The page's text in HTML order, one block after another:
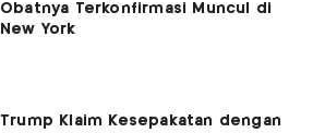
Obatnya Terkonfirmasi Muncul di
New York
Trump Klaim Kesepakatan dengan